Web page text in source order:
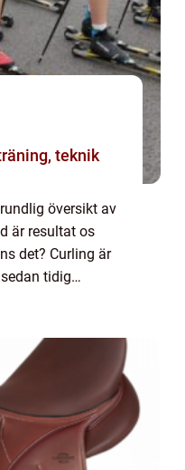
översikt av
är resultat os
det? Curling är
tidig